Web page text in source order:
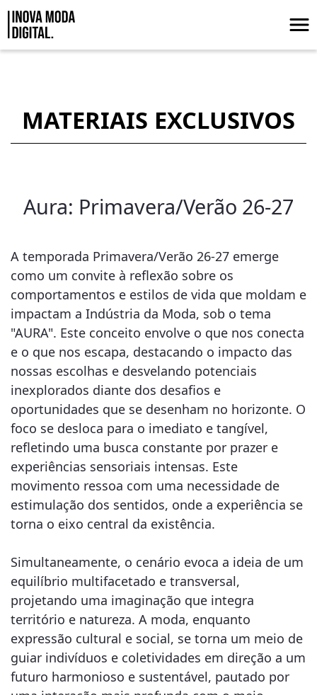
Skip to Main Content
Materiais Exclusivos
MATERIAIS EXCLUSIVOS
Aura: Primavera/Verão 26-27
A temporada Primavera/Verão 26-27 emerge
como um convite à reflexão sobre os
comportamentos e estilos de vida que moldam e
impactam a Indústria da Moda, sob o tema
"AURA". Este conceito envolve o que nos conecta
e o que nos escapa, destacando o impacto das
nossas escolhas e desvelando potenciais
inexplorados diante dos desafios e
oportunidades que se desenham no horizonte. O
foco se desloca para o imediato e tangível,
refletindo uma busca constante por prazer e
experiências sensoriais intensas. Este
movimento ressoa com uma necessidade de
estimulação dos sentidos, onde a experiência se
torna o eixo central da existência.
Simultaneamente, o cenário evoca a ideia de um
equilíbrio multifacetado e transversal,
projetando uma imaginação que integra
território e natureza. A moda, enquanto
expressão cultural e social, se torna um meio de
guiar indivíduos e coletividades em direção a um
futuro harmonioso e sustentável, pautado por